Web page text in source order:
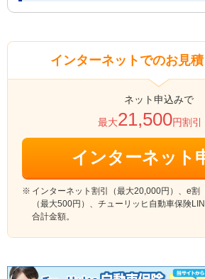
インターネットでのお見
ネット申込みで
最大21,500円割引
インターネット
インターネット割引（最大20,000円）、e割
（最大500円）、チューリッヒ自動車保険
合計金額。